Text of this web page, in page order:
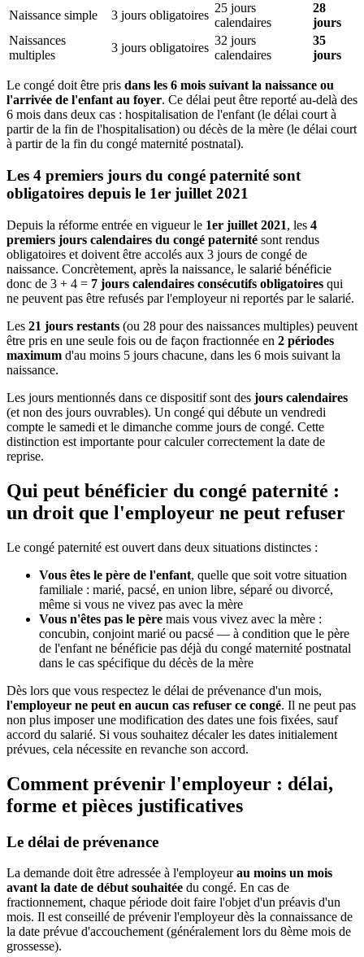
Naissance simple 3 jours obligatoires
25 jours
calendaires
28
jours
Naissances
multiples
3 jours obligatoires
32 jours
calendaires
35
jours
Le congé doit être pris dans les 6 mois suivant la naissance ou
l'arrivée de l'enfant au foyer. Ce délai peut être reporté au-delà des
6 mois dans deux cas : hospitalisation de l'enfant (le délai court à
partir de la fin de l'hospitalisation) ou décès de la mère (le délai court
à partir de la fin du congé maternité postnatal).
Les 4 premiers jours du congé paternité sont
obligatoires depuis le 1er juillet 2021
Depuis la réforme entrée en vigueur le 1er juillet 2021, les 4
premiers jours calendaires du congé paternité sont rendus
obligatoires et doivent être accolés aux 3 jours de congé de
naissance. Concrètement, après la naissance, le salarié bénéficie
donc de 3 + 4 = 7 jours calendaires consécutifs obligatoires qui
ne peuvent pas être refusés par l'employeur ni reportés par le salarié.
Les 21 jours restants (ou 28 pour des naissances multiples) peuvent
être pris en une seule fois ou de façon fractionnée en 2 périodes
maximum d'au moins 5 jours chacune, dans les 6 mois suivant la
naissance.
Les jours mentionnés dans ce dispositif sont des jours calendaires
(et non des jours ouvrables). Un congé qui débute un vendredi
compte le samedi et le dimanche comme jours de congé. Cette
distinction est importante pour calculer correctement la date de
reprise.
Qui peut bénéficier du congé paternité :
un droit que l'employeur ne peut refuser
Le congé paternité est ouvert dans deux situations distinctes :
Vous êtes le père de l'enfant, quelle que soit votre situation
familiale : marié, pacsé, en union libre, séparé ou divorcé,
même si vous ne vivez pas avec la mère
Vous n'êtes pas le père mais vous vivez avec la mère :
concubin, conjoint marié ou pacsé — à condition que le père
de l'enfant ne bénéficie pas déjà du congé maternité postnatal
dans le cas spécifique du décès de la mère
Dès lors que vous respectez le délai de prévenance d'un mois,
l'employeur ne peut en aucun cas refuser ce congé. Il ne peut pas
non plus imposer une modification des dates une fois fixées, sauf
accord du salarié. Si vous souhaitez décaler les dates initialement
prévues, cela nécessite en revanche son accord.
Comment prévenir l'employeur : délai,
forme et pièces justificatives
Le délai de prévenance
La demande doit être adressée à l'employeurau moins un mois
avant la date de début souhaitée du congé. En cas de
fractionnement, chaque période doit faire l'objet d'un préavis d'un
mois. Il est conseillé de prévenir l'employeur dès la connaissance de
la date prévue d'accouchement (généralement lors du 8ème mois de
grossesse).